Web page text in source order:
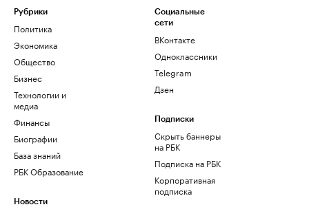
Рубрики
Политика
Экономика
Общество
Бизнес
Технологии и
медиа
Финансы
Биографии
База знаний
РБК Образование
Новости
Социальные
сети
ВКонтакте
Одноклассники
Telegram
Дзен
Подписки
Скрыть баннеры
на РБК
Подписка на РБК
Корпоративная
подписка